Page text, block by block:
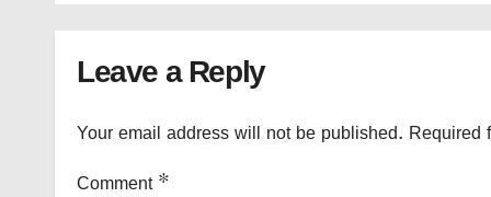
Leave a Reply
Your email address will not be published. Required
Comment *